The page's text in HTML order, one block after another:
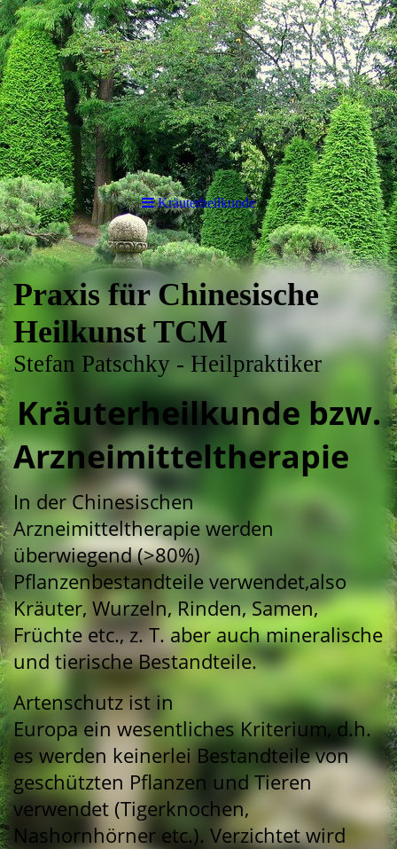
Kräuterheilkunde
Praxis für Chinesische
Heilkunst TCM
Stefan Patschky - Heilpraktiker
Kräuterheilkunde bzw.
Arzneimitteltherapie
In der Chinesischen
Arzneimitteltherapie werden
überwiegend (>80%)
Pflanzenbestandteile verwendet,also
Kräuter, Wurzeln, Rinden, Samen,
Früchte etc., z. T. aber auch mineralische
und tierische Bestandteile.
Artenschutz ist in
Europa ein wesentliches Kriterium, d.h.
es werden keinerlei Bestandteile von
geschützten Pflanzen und Tieren
verwendet (Tigerknochen,
Nashornhörner etc.). Verzichtet wird